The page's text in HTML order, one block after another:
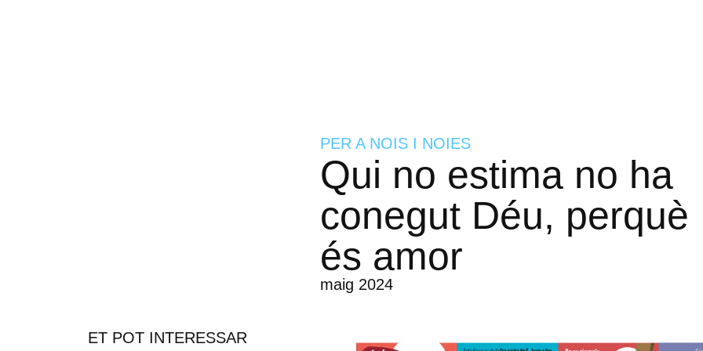
ET POT INTERESSAR
PER A NOIS I NOIES
Qui no estima no ha
conegut Déu, perquè
és amor
maig 2024